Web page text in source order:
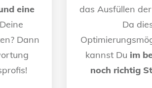
eine
Dann
das Ausfüllen
Da
kannst Du im
noch richtig